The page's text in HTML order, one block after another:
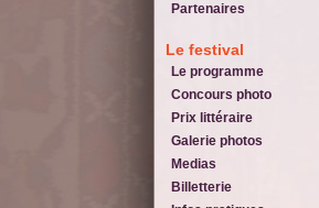
Partenaires
Le festival
Le programme
Concours photo
Prix littéraire
Galerie photos
Medias
Billetterie